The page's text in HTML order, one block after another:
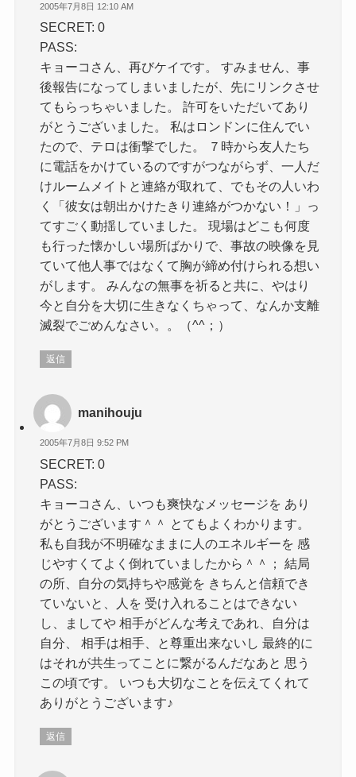
2005年7月8日 12:10 AM
SECRET: 0
PASS:
キョーコさん、再びケイです。 すみません、事
後報告になってしまいましたが、先にリンクさせ
てもらっちゃいました。 許可をいただいてあり
がとうございました。 私はロンドンに住んでい
たので、テロは衝撃でした。 ７時から友人たち
に電話をかけているのですがつながらず、一人だ
けルームメイトと連絡が取れて、でもその人いわ
く「彼女は朝出かけたきり連絡がつかない！」っ
てすごく動揺していました。 現場はどこも何度
も行った懐かしい場所ばかりで、事故の映像を見
ていて他人事ではなくて胸が締め付けられる想い
がします。 みんなの無事を祈ると共に、やはり
今と自分を大切に生きなくちゃって、なんか支離
滅裂でごめんなさい。。（^^；）
返信
manihouju
2005年7月8日 9:52 PM
SECRET: 0
PASS:
キョーコさん、いつも爽快なメッセージを あり
がとうございます＾＾ とてもよくわかります。
私も自我が不明確なままに人のエネルギーを 感
じやすくてよく倒れていましたから＾＾； 結局
の所、自分の気持ちや感覚を きちんと信頼でき
ていないと、人を 受け入れることはできない
し、ましてや 相手がどんな考えであれ、自分は
自分、 相手は相手、と尊重出来ないし 最終的に
はそれが共生ってことに繋がるんだなあと 思う
この頃です。 いつも大切なことを伝えてくれて
ありがとうございます♪
返信